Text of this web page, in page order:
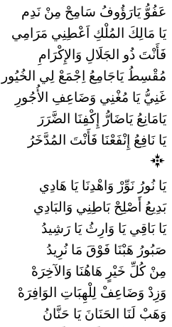
عَفُوُّ يَارَؤُوفُ سَامِحْ مِنْ نَدِم
يَا مَالِكَ المُلْكِ اَعْطِنِي مَرَامِي
فَأَنْتَ ذُو الجَلَالِ وَالإِكْرَامِ
مُقْسِطُ يَاجَامِعُ اِجْمَعْ لِي الخُيُور
غَنِيُّ يَا مُغْنِي وَضَاعِفِ الأُجُورِ
يَامَانِعُ يَاضَارُّ إِكْفِنَا الضَّرَرَ
يَا نَافِعُ إِنْفَعْنَا فَأَنْتَ المُدَّخَرُ
يَا نُورُ نَوِّرْ وَاهْدِنَا يَا هَادِي
بَدِيعُ أَصْلِحْ بَاطِنِي وَالبَادِي
يَا بَاقِي يَا وَارِثُ يَا رَشِيدُ
صَبُورُ هَبْنَا فَوْقَ مَا نُرِيدُ
مِنْ كُلِّ خَيْرٍ هَاهُنَا وَالآخِرَهْ
وَزِدْ وَضَاعِفْ لِلْهِبَاتِ الوَافِرَهْ
وَهَبْ لَنَا الحَنَانَ يَا حَنَّانُ